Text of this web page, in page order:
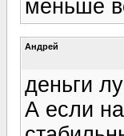
меньше
Андрей
деньги
А если